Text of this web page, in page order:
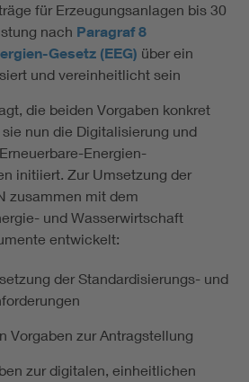
für Erzeugungsanlagen bis 30
nach Paragraf 8
Gesetz (EEG) über ein
und vereinheitlicht sein
die beiden Vorgaben konkret
nun die Digitalisierung und
Energien-
initiiert. Zur Umsetzung der
zusammen mit dem
und Wasserwirtschaft
entwickelt:
der Standardisierungs- und
Vorgaben zur Antragstellung
zur digitalen, einheitlichen